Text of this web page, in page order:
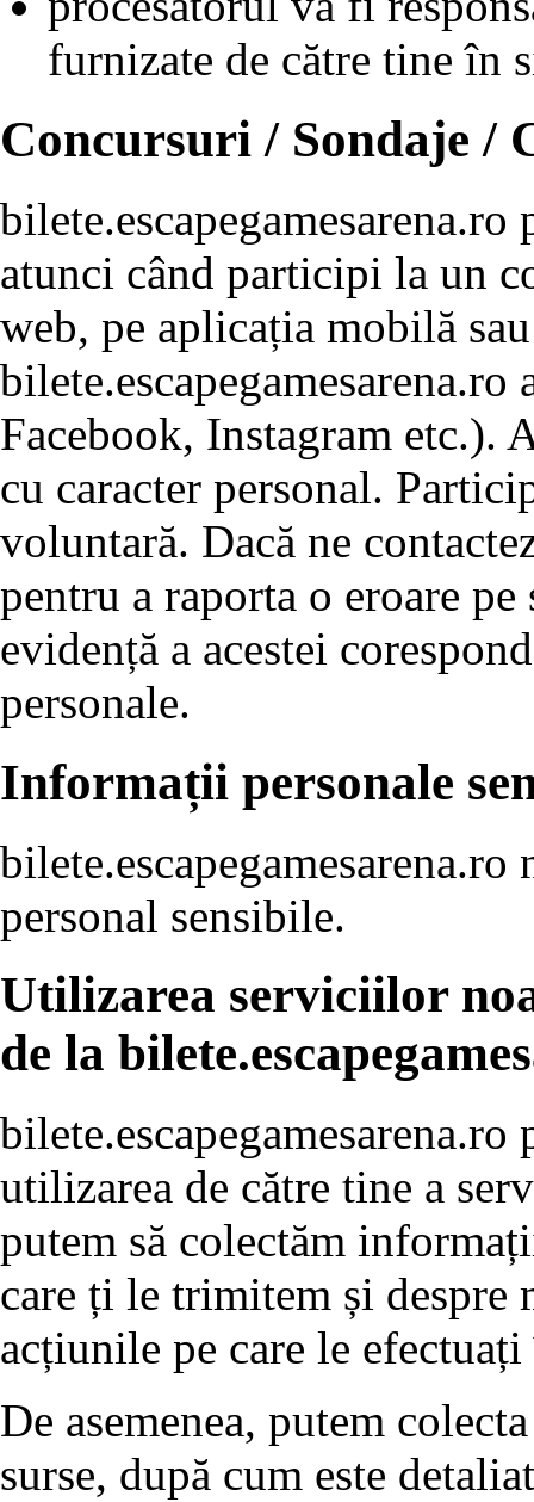
furnizate de către tine în
Concursuri / Sondaje /
atunci când participi la un
web, pe aplicația mobilă
Facebook, Instagram etc.).
cu caracter personal.
voluntară. Dacă ne
pentru a raporta o eroare
evidență a acestei
personale.
Informații personale
bilete.escapegamesarena.ro
personal sensibile.
Utilizarea serviciilor
de la
utilizarea de către tine a
putem să colectăm
care ți le trimitem și despre
acțiunile pe care le
De asemenea, putem
surse, după cum este